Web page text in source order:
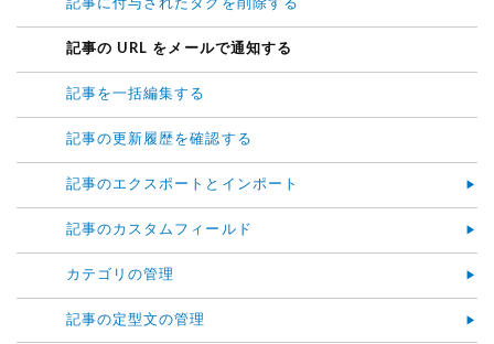
記事に付与されたタグを削除する
記事の URL をメールで通知する
記事を一括編集する
記事の更新履歴を確認する
記事のエクスポートとインポート
記事のカスタムフィールド
カテゴリの管理
記事の定型文の管理